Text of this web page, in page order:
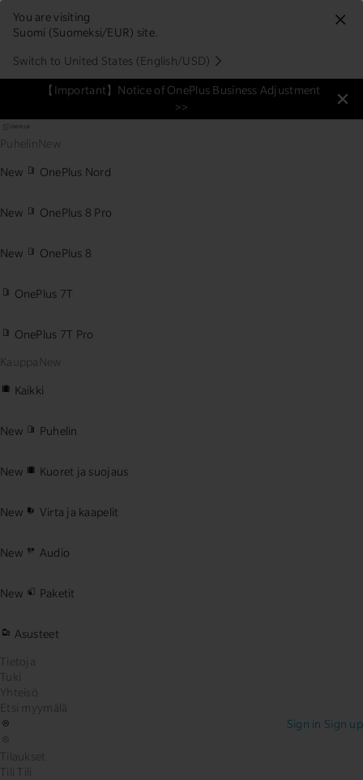
You are visiting
Suomi (Suomeksi/EUR) site.
Switch to United States (English/USD)
【Important】Notice of OnePlus Business Adjustment
>>
PuhelinNew
New OnePlus Nord
New OnePlus 8 Pro
New OnePlus 8
OnePlus 7T
OnePlus 7T Pro
Kauppa New
Kaikki
New Puhelin
New Kuoret ja suojaus
New Virta ja kaapelit
New Audio
New Paketit
Asusteet
Tietoja
Tuki
Yhteisö
Etsi myymälä
Sign in Sign up
Tilaukset
Tili Tili